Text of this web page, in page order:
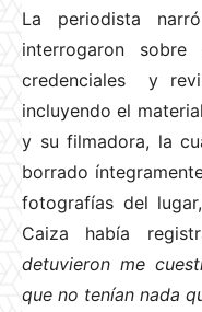
La periodista
interrogaron
credenciales y
incluyendo el
y su filmadora, la
borrado
fotografías del
Caiza había
detuvieron me
que no tenían nada